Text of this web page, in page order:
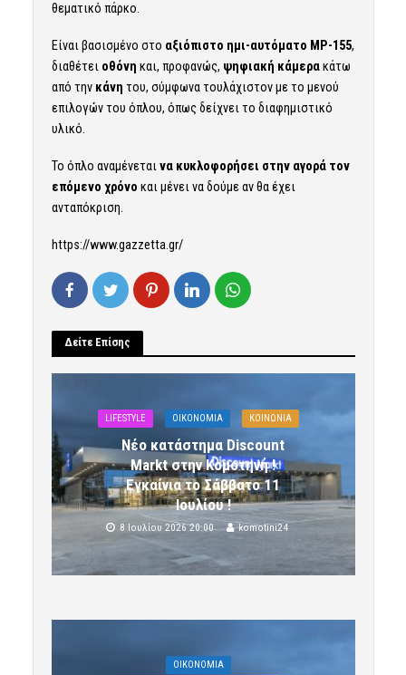
θεματικό πάρκο.
Είναι βασισμένο στο αξιόπιστο ημι-αυτόματο MP-155,
διαθέτει οθόνη και, προφανώς, ψηφιακή κάμερακάτω
από την κάνη του, σύμφωνα τουλάχιστον με το μενού
επιλογών του όπλου, όπως δείχνει το διαφημιστικό
υλικό.
Το όπλο αναμένεται να κυκλοφορήσει στην αγορά τον
επόμενο χρόνο και μένει να δούμε αν θα έχει
ανταπόκριση.
https://www.gazzetta.gr/
Δείτε Επίσης
LIFESTYLE OIKONOMIA ΚΟΙΝΩΝΙΑ
Νέο κατάστημα Discount
Markt στην Κομοτηνή !
Εγκαίνια το Σάββατο 11
Ιουλίου !
8 Ιουλίου 2026 20:00 komotini24
OIKONOMIA